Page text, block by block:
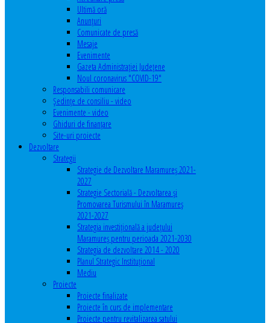
Ultimă oră
Anunţuri
Comunicate de presă
Mesaje
Evenimente
Gazeta Administraţiei Judeţene
Noul coronavirus "COVID-19"
Responsabili comunicare
Şedinţe de consiliu - video
Evenimente - video
Ghiduri de finanţare
Site-uri proiecte
Dezvoltare
Strategii
Strategie de Dezvoltare Maramureș 2021-
2027
Strategie Sectorială - Dezvoltarea și
Promovarea Turismului în Maramureș
2021-2027
Strategia investiţională a județului
Maramureș pentru perioada 2021-2030
Strategia de dezvoltare 2014 - 2020
Planul Strategic Instituţional
Mediu
Proiecte
Proiecte finalizate
Proiecte în curs de implementare
Proiecte pentru revitalizarea satului